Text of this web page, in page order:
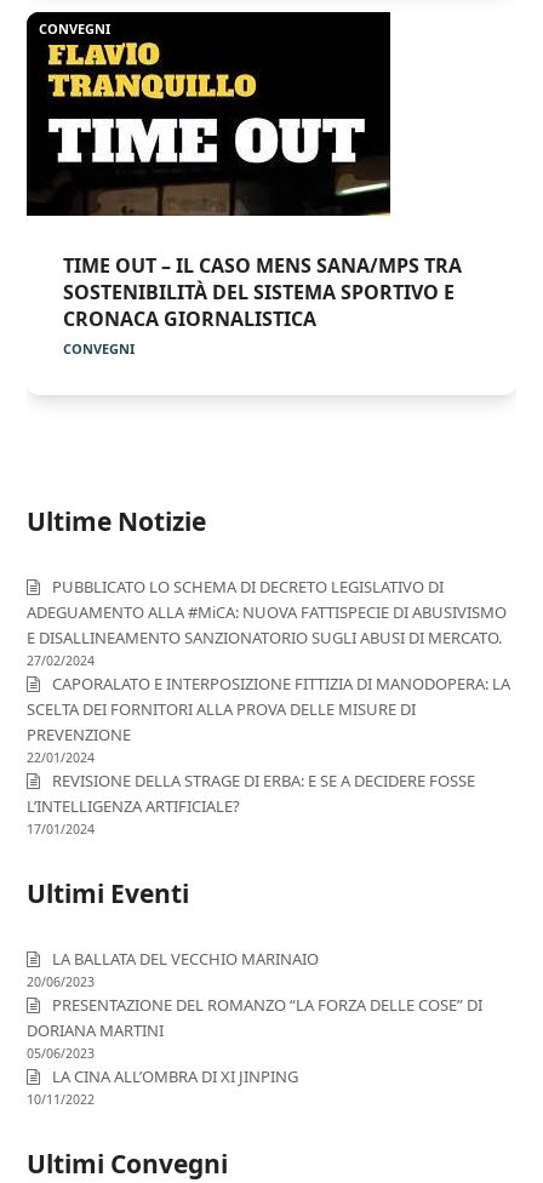
CONVEGNI
TIME OUT – IL CASO MENS SANA/MPS TRA
SOSTENIBILITÀ DEL SISTEMA SPORTIVO E
CRONACA GIORNALISTICA
CONVEGNI
Ultime Notizie
PUBBLICATO LO SCHEMA DI DECRETO LEGISLATIVO DI
ADEGUAMENTO ALLA #MiCA: NUOVA FATTISPECIE DI ABUSIVISMO
E DISALLINEAMENTO SANZIONATORIO SUGLI ABUSI DI MERCATO.
27/02/2024
CAPORALATO E INTERPOSIZIONE FITTIZIA DI MANODOPERA: LA
SCELTA DEI FORNITORI ALLA PROVA DELLE MISURE DI
PREVENZIONE
22/01/2024
REVISIONE DELLA STRAGE DI ERBA: E SE A DECIDERE FOSSE
L’INTELLIGENZA ARTIFICIALE?
17/01/2024
Ultimi Eventi
LA BALLATA DEL VECCHIO MARINAIO
20/06/2023
PRESENTAZIONE DEL ROMANZO “LA FORZA DELLE COSE” DI
DORIANA MARTINI
05/06/2023
LA CINA ALL’OMBRA DI XI JINPING
10/11/2022
Ultimi Convegni